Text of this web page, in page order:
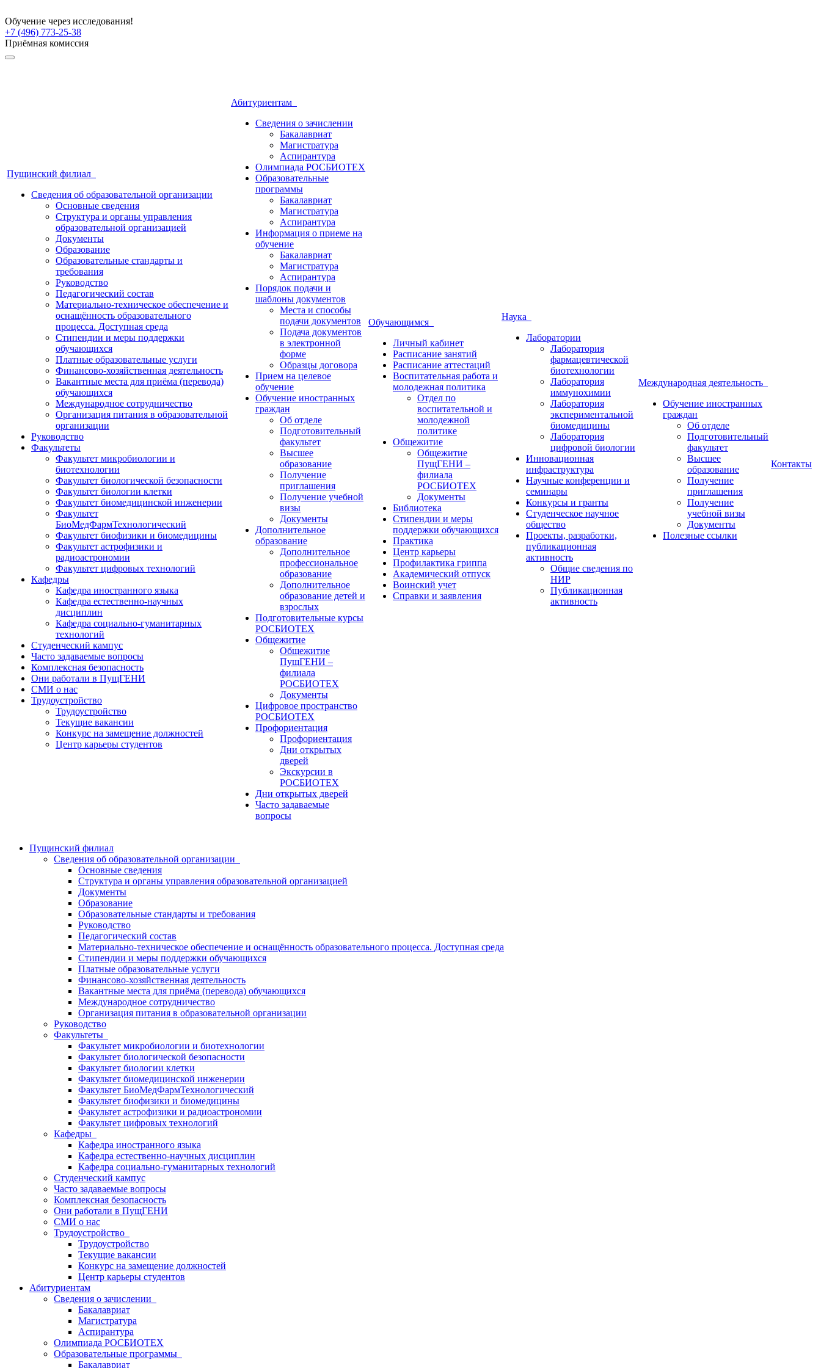
Обучение через исследования!
+7 (496) 773-25-38
Приёмная комиссия
Пущинский филиал
Сведения об образовательной организации
Основные сведения
Структура и органы управления
образовательной организацией
Документы
Образование
Образовательные стандарты и
требования
Руководство
Педагогический состав
Материально-техническое обеспечение и
оснащённость образовательного
процесса. Доступная среда
Стипендии и меры поддержки
обучающихся
Платные образовательные услуги
Финансово-хозяйственная деятельность
Вакантные места для приёма (перевода)
обучающихся
Международное сотрудничество
Организация питания в образовательной
организации
Руководство
Факультеты
Факультет микробиологии и
биотехнологии
Факультет биологической безопасности
Факультет биологии клетки
Факультет биомедицинской инженерии
Факультет
БиоМедФармТехнологический
Факультет биофизики и биомедицины
Факультет астрофизики и
радиоастрономии
Факультет цифровых технологий
Кафедры
Кафедра иностранного языка
Кафедра естественно-научных
дисциплин
Кафедра социально-гуманитарных
технологий
Студенческий кампус
Часто задаваемые вопросы
Комплексная безопасность
Они работали в ПущГЕНИ
СМИ о нас
Трудоустройство
Трудоустройство
Текущие вакансии
Конкурс на замещение должностей
Центр карьеры студентов
Абитуриентам
Сведения о зачислении
Бакалавриат
Магистратура
Аспирантура
Олимпиада РОСБИОТЕХ
Образовательные
программы
Бакалавриат
Магистратура
Аспирантура
Информация о приеме на
обучение
Бакалавриат
Магистратура
Аспирантура
Порядок подачи и
шаблоны документов
Места и способы
подачи документов
Подача документов
в электронной
форме
Образцы договора
Прием на целевое
обучение
Обучение иностранных
граждан
Об отделе
Подготовительный
факультет
Высшее
образование
Получение
приглашения
Получение учебной
визы
Документы
Дополнительное
образование
Дополнительное
профессиональное
образование
Дополнительное
образование детей и
взрослых
Подготовительные курсы
РОСБИОТЕХ
Общежитие
Общежитие
ПущГЕНИ –
филиала
РОСБИОТЕХ
Документы
Цифровое пространство
РОСБИОТЕХ
Профориентация
Профориентация
Дни открытых
дверей
Экскурсии в
РОСБИОТЕХ
Дни открытых дверей
Часто задаваемые
вопросы
Обучающимся
Личный кабинет
Расписание занятий
Расписание аттестаций
Воспитательная работа и
молодежная политика
Отдел по
воспитательной и
молодежной
политике
Общежитие
Общежитие
ПущГЕНИ –
филиала
РОСБИОТЕХ
Документы
Библиотека
Стипендии и меры
поддержки обучающихся
Практика
Центр карьеры
Профилактика гриппа
Академический отпуск
Воинский учет
Справки и заявления
Наука
Лаборатории
Лаборатория
фармацевтической
биотехнологии
Лаборатория
иммунохимии
Лаборатория
экспериментальной
биомедицины
Лаборатория
цифровой биологии
Инновационная
инфраструктура
Научные конференции и
семинары
Конкурсы и гранты
Студенческое научное
общество
Проекты, разработки,
публикационная
активность
Общие сведения по
НИР
Публикационная
активность
Международная деятельность
Обучение иностранных
граждан
Об отделе
Подготовительный
факультет
Высшее
образование
Получение
приглашения
Получение
учебной визы
Документы
Полезные ссылки
Контакты
Пущинский филиал
Сведения об образовательной организации
Основные сведения
Структура и органы управления образовательной организацией
Документы
Образование
Образовательные стандарты и требования
Руководство
Педагогический состав
Материально-техническое обеспечение и оснащённость образовательного процесса. Доступная среда
Стипендии и меры поддержки обучающихся
Платные образовательные услуги
Финансово-хозяйственная деятельность
Вакантные места для приёма (перевода) обучающихся
Международное сотрудничество
Организация питания в образовательной организации
Руководство
Факультеты
Факультет микробиологии и биотехнологии
Факультет биологической безопасности
Факультет биологии клетки
Факультет биомедицинской инженерии
Факультет БиоМедФармТехнологический
Факультет биофизики и биомедицины
Факультет астрофизики и радиоастрономии
Факультет цифровых технологий
Кафедры
Кафедра иностранного языка
Кафедра естественно-научных дисциплин
Кафедра социально-гуманитарных технологий
Студенческий кампус
Часто задаваемые вопросы
Комплексная безопасность
Они работали в ПущГЕНИ
СМИ о нас
Трудоустройство
Трудоустройство
Текущие вакансии
Конкурс на замещение должностей
Центр карьеры студентов
Абитуриентам
Сведения о зачислении
Бакалавриат
Магистратура
Аспирантура
Олимпиада РОСБИОТЕХ
Образовательные программы
Бакалавриат